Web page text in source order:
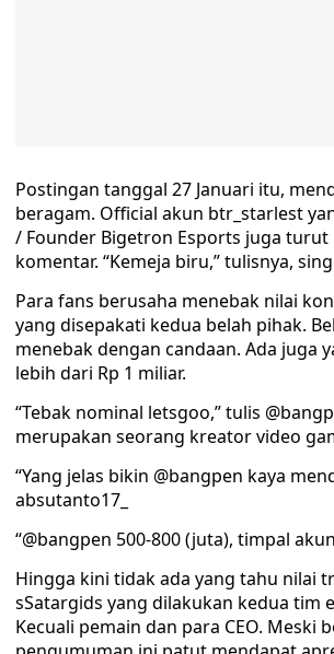
Postingan tanggal 27 Januari itu,
beragam. Official akun btr_starlest
/ Founder Bigetron Esports juga turut
komentar. “Kemeja biru,” tulisnya,
Para fans berusaha menebak nilai
yang disepakati kedua belah pihak.
menebak dengan candaan. Ada juga
lebih dari Rp 1 miliar.
“Tebak nominal letsgoo,” tulis
merupakan seorang kreator video
“Yang jelas bikin @bangpen kaya
absutanto17_
“@bangpen 500-800 (juta), timpal
Hingga kini tidak ada yang tahu nilai
sSatargids yang dilakukan kedua tim
Kecuali pemain dan para CEO. Meski